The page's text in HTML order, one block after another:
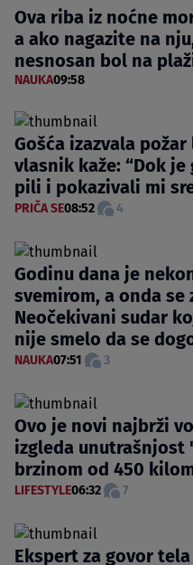
Ova riba iz noćne
a ako nagazite na
nesnosan bol na
NAUKA09:58
Gošća izazvala
vlasnik kaže: “Dok
pili i pokazivali mi
PRIČA SE08:52 4
Godinu dana je
svemirom, a onda se
Neočekivani sudar
nije smelo da se
NAUKA07:51 3
Ovo je novi najbrži
izgleda
brzinom od 450
LIFESTYLE06:32 7
Ekspert za govor